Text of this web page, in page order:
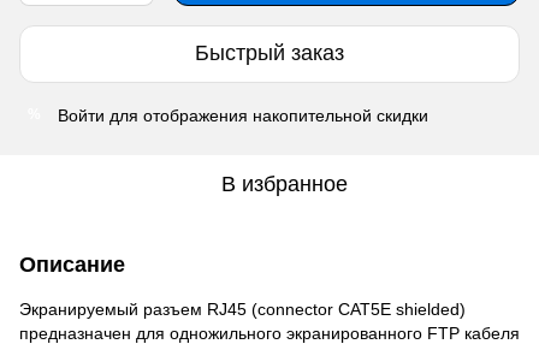
Быстрый заказ
Войти для отображения накопительной скидки
В избранное
Описание
Экранируемый разъем RJ45 (connector CAT5E shielded)
предназначен для одножильного экранированного FTP кабеля